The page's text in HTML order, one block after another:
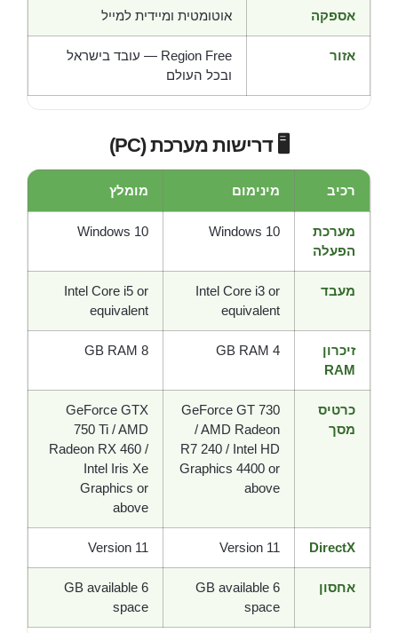
אספקה אוטומטית ומיידית למייל
אזור
Region Free — עובד בישראל
ובכל העולם
🖥️ דרישות מערכת (PC)
רכיב מינימום מומלץ
מערכת
הפעלה
Windows 10
Windows 10
מעבד
Intel Core i3 or
equivalent
Intel Core i5 or
equivalent
זיכרון
RAM
4 GB RAM
8 GB RAM
כרטיס
מסך
GeForce GT 730
/ AMD Radeon
R7 240 / Intel HD
Graphics 4400 or
above
GeForce GTX
750 Ti / AMD
Radeon RX 460 /
Intel Iris Xe
Graphics or
above
DirectX
Version 11
Version 11
אחסון
6 GB available
space
6 GB available
space